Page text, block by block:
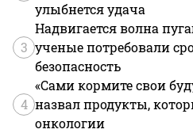
улыбнется удача
3
Надвигается волна
ученые потребовали
безопасность
4
«Сами кормите свои
назвал продукты,
онкологии